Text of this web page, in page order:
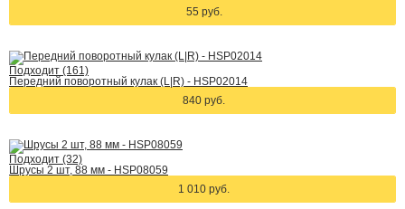
55 руб.
Подходит (161)
Передний поворотный кулак (L|R) - HSP02014
840 руб.
Подходит (32)
Шрусы 2 шт, 88 мм - HSP08059
1 010 руб.